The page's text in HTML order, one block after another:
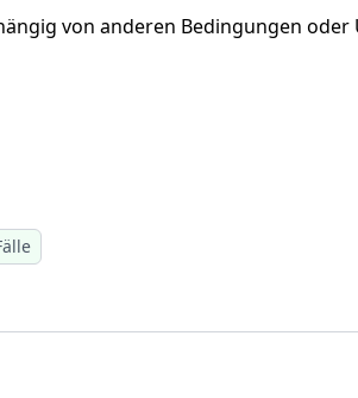
von anderen Bedingungen oder